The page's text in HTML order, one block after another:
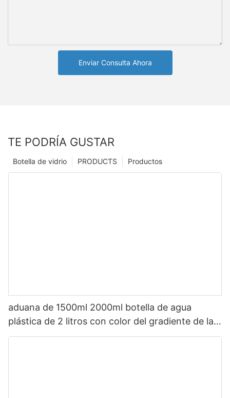
Enviar Consulta Ahora
TE PODRÍA GUSTAR
Productos
PRODUCTS
Botella de vidrio
aduana de 1500ml 2000ml botella de agua
plástica de 2 litros con color del gradiente de la
paja con épocas de beber